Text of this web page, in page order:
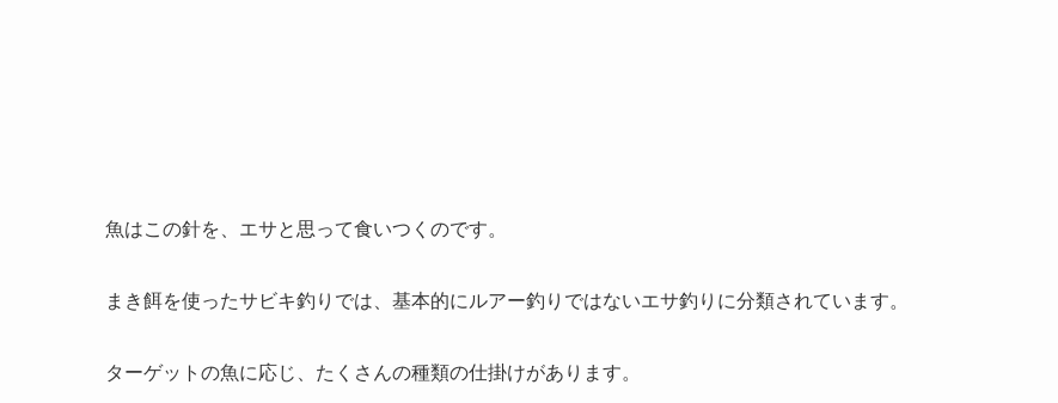
魚はこの針を、エサと思って食いつくのです。
まき餌を使ったサビキ釣りでは、基本的にルアー釣りではないエサ釣りに分類されています。
ターゲットの魚に応じ、たくさんの種類の仕掛けがあります。